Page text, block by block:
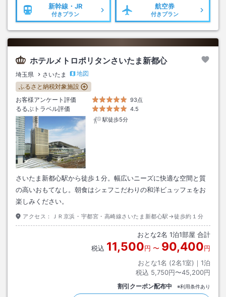
新幹線・JR
付きプラン
航空券
付きプラン
ホテルメトロポリタンさいたま新都心
埼玉県 さいたま
地図
ふるさと納税対象施設
お客様アンケート評価
93点
るるぶトラベル評価
4.5
駅徒歩5分
さいたま新都心駅から徒歩１分。幅広いニーズに快適な空間と質
の高いおもてなし。朝食はシェフこだわりの和洋ビュッフェをお
楽しみください。
アクセス： ＪＲ京浜・宇都宮・高崎線さいたま新都心駅→徒歩約１分
おとな2名 1泊1部屋 合計
税込 11,500円 〜 90,400円
おとな1名 (2名1室)｜ 1泊
税込 5,750円〜45,200円
割引クーポン配布中 ※利用条件あり